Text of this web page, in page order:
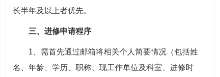
长半年及以上者优先。
三、进修申请程序
1、需首先通过邮箱将相关个人简要情况（包括姓
名、年龄、学历、职称、现工作单位及科室、进修时